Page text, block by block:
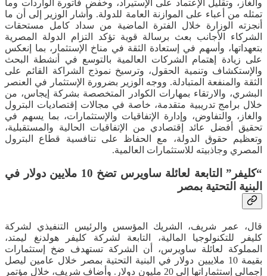
والغاز، وتقليل الإعتماد على الإستيراد، وخفض فاتورة الواردات وما
تمثله من أعباء على الموازنة العامة للدولة. وأشار الوزير إلى أن ما
أنجزته الوزارة خلال الفترة الماضية من سداد كامل مستحقات
الشركاء الأجانب بعث برسالة قوية تؤكد التزام الدولة المصرية
بتعهداتها، وأسهم في إستعادة الثقة في مناخ الإستثمار، بما إنعكس
على زيادة إهتمام الشركات العالمية بالتوسع في أنشطة البحث
والإستكشاف وتنمية الحقول، وترسيخ نموذج الشراكة القائم على
الثقة والمنفعة المتبادلة. ووجه الوزير بضرورة الإستثمار في العنصر
البشري، والارتقاء بمهارات الكوادر المتخصصة بشركة إيجاس، من
خلال برامج تدريبية متقدمة، خاصة في مجالات إقتصاديات البترول
والغاز، والتفاوض، وإدارة الإتفاقيات والإستثمارات، بما يسهم في
تحقيق أفضل عائد إقتصادي من الإتفاقيات الحالية والمستقبلية،
وتعظيم حقوق الدولة، مع الحفاظ على تنافسية قطاع البترول
المصري وجاذبيته للاستثمارات العالمية.
“كليفر” التابعة لعائلة ساويرس تضخ 10 ملايين دولار في
البنية التحتية بمصر
قال، عمر شريف، الشريك المؤسس والرئيس التنفيذي لشركة
كليفر للتكنولوجيا المالية، التابعة لشركة كليفر هولدنغ ليمتد،
المملوكة لعائلة ساويرس، أن الشركة تستهدف ضخ إستثمارات
بقيمة 10 ملاييين دولار في البنية التحتية بمصر خلال عامين ليصل
إجمالي إستثماراتها إلي 20 مليون دولار. وأضاف شريف، خلال مؤتمر